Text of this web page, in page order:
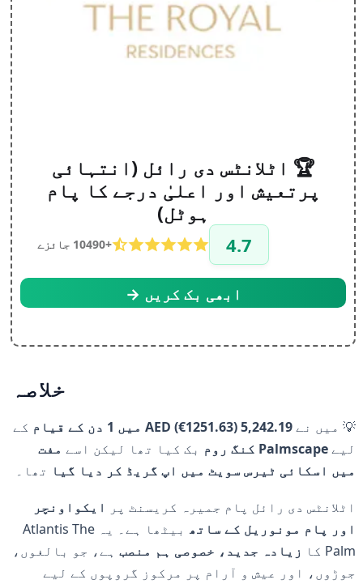
🏆 اٹلانٹس دی رائل (انتہائی
پرتعیش اور اعلیٰ درجے کا پام
ہوٹل)
4.7 +10490 جائزے
ابھی بک کریں →
خلاصہ
💡 میں نے5,242.19 AED (€1251.63) میں 1 دن کے قیام
کے
لیےPalmscape کنگ روم بک کیا تھا لیکن اسے مفت
میں اسکائی ٹیرس سویٹ میں اپ گریڈ کر دیا گیا تھا۔
اٹلانٹس دی رائل پام جمیرہ کریسنٹ پر ایکواونچر
اور پام مونوریل کے ساتھ
بیٹھا ہے۔ یہ Atlantis The
Palm کا
زیادہ جدید، خصوصی ہم منصبہے، جو بالغوں،
جوڑوں، اور عیش و آرام پر مرکوز گروپوں کے لیے